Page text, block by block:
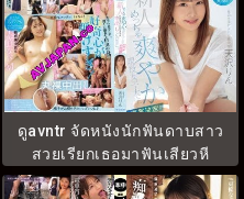
ดูavntr จัดหนังนักฟันดาบสาว
สวยเรียกเธอมาฟันเสียวหี
HMN-569